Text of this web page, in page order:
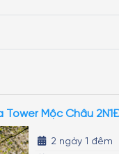
Tower Mộc Châu
2 ngày 1 đêm